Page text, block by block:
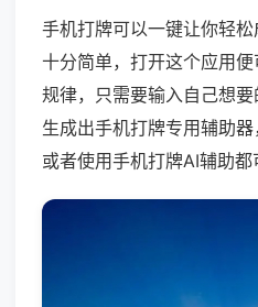
手机打牌可以一键让你轻
十分简单，打开这个应用
规律，只需要输入自己想
生成出手机打牌专用辅助
或者使用手机打牌AI辅助都